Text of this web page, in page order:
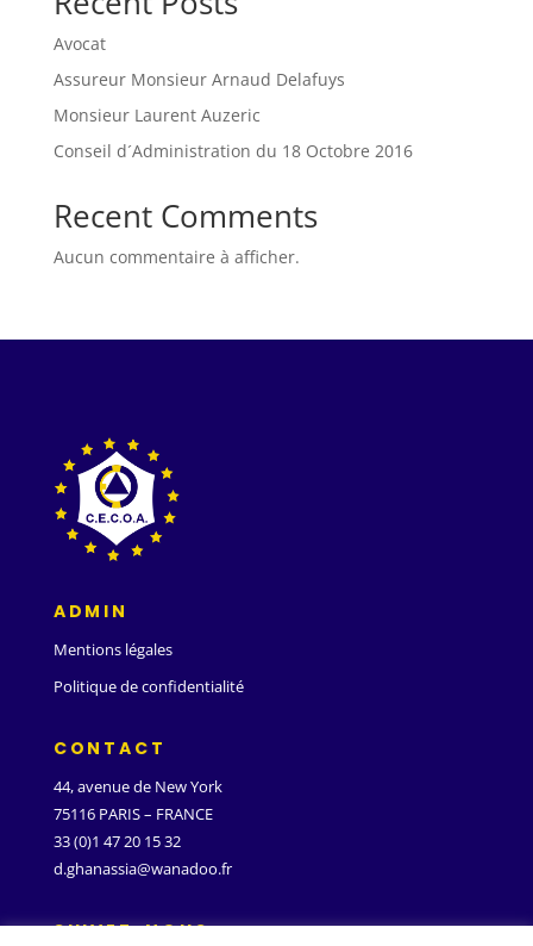
Avocat
Assureur Monsieur Arnaud Delafuys
Monsieur Laurent Auzeric
Conseil d´Administration du 18 Octobre 2016
Recent Comments
Aucun commentaire à afficher.
ADMIN
Mentions légales
Politique de confidentialité
CONTACT
44, avenue de New York
75116 PARIS – FRANCE
33 (0)1 47 20 15 32
d.ghanassia@wanadoo.fr
SUIVEZ-NOUS